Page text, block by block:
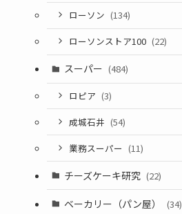
ローソン (134)
ローソンストア100 (22)
スーパー (484)
ロピア (3)
成城石井 (54)
業務スーパー (11)
チーズケーキ研究 (22)
ベーカリー（パン屋） (34)